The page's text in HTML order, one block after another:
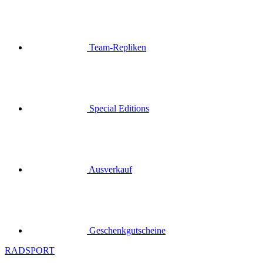
Team-Repliken
Special Editions
Ausverkauf
Geschenkgutscheine
RADSPORT